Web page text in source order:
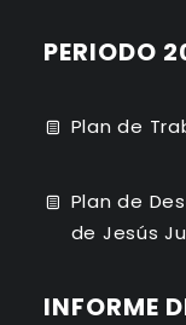
PERIODO
Plan de
Plan de
de Jesús
INFORME